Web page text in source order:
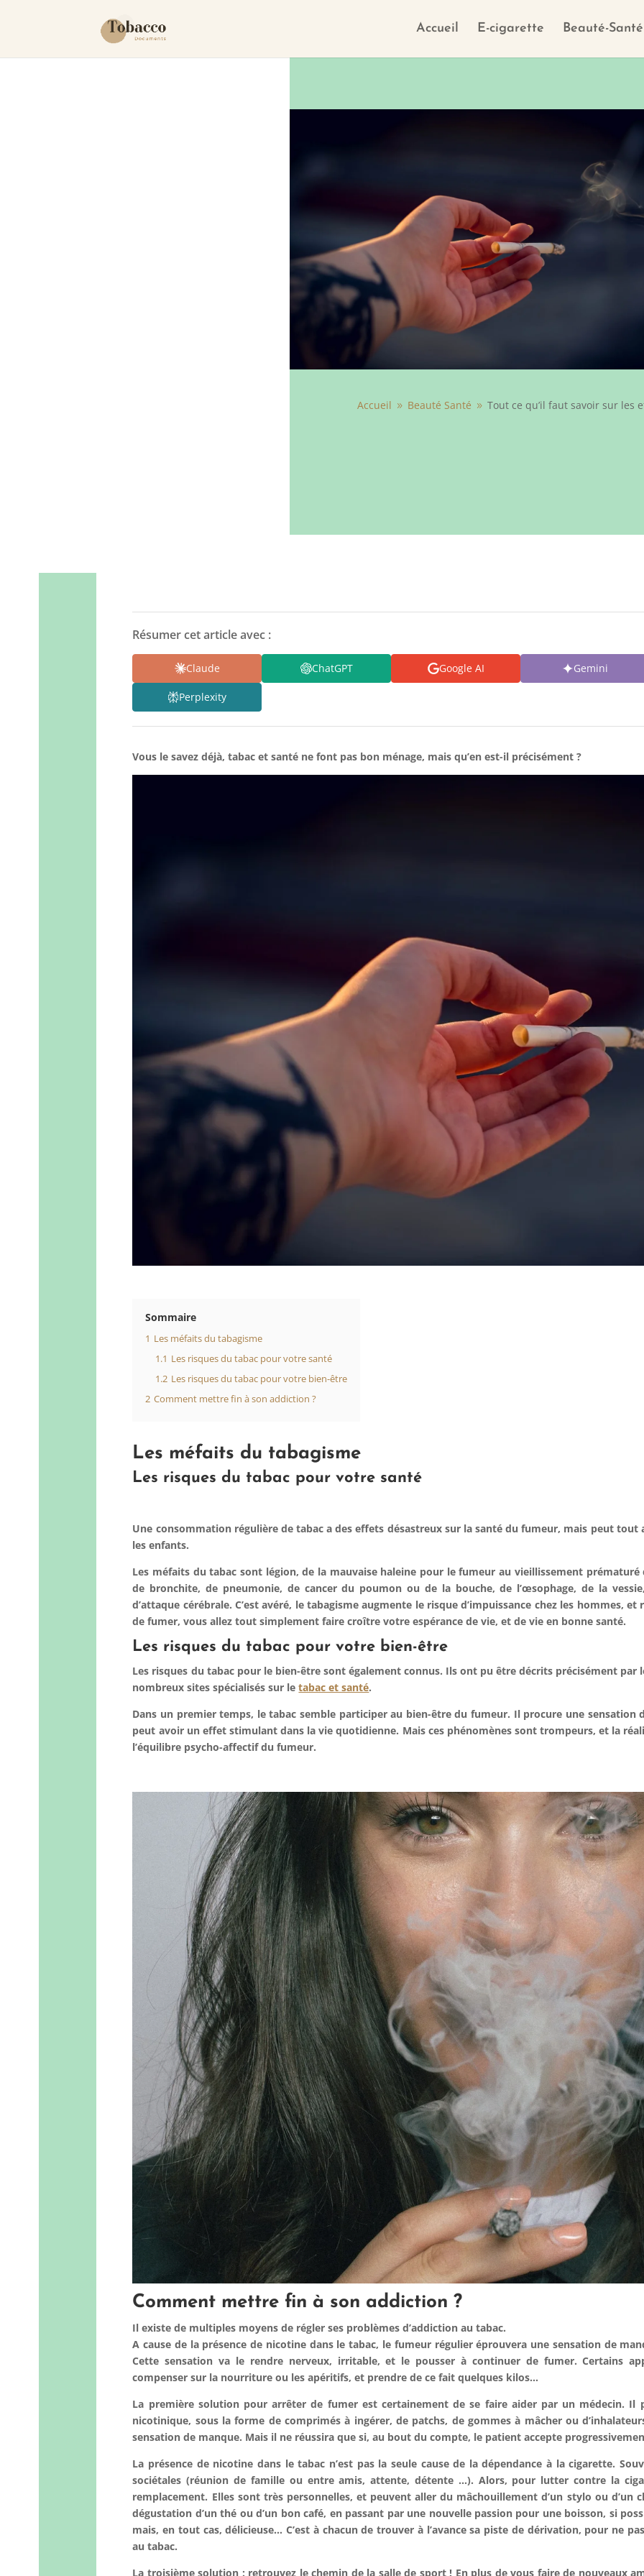
Accueil E-cigarette Beauté-Santé
Accueil 9 Beauté Santé 9 Tout ce qu’il faut savoir sur les
Résumer cet article avec :
Claude ChatGPT Google AI Gemini
Perplexity
Vous le savez déjà, tabac et santé ne font pas bon ménage, mais qu’en est-il précisément ?
Sommaire
1 Les méfaits du tabagisme
1.1 Les risques du tabac pour votre santé
1.2 Les risques du tabac pour votre bien-être
2 Comment mettre fin à son addiction ?
Les méfaits du tabagisme
Les risques du tabac pour votre santé
Une consommation régulière de tabac a des effets désastreux sur la santé du fumeur, mais peut
les enfants.
Les méfaits du tabac sont légion, de la mauvaise haleine pour le fumeur au vieillissement prématuré
de bronchite, de pneumonie, de cancer du poumon ou de la bouche, de l’œsophage, de la
d’attaque cérébrale. C’est avéré, le tabagisme augmente le risque d’impuissance chez les hommes,
de fumer, vous allez tout simplement faire croître votre espérance de vie, et de vie en bonne santé.
Les risques du tabac pour votre bien-être
Les risques du tabac pour le bien-être sont également connus. Ils ont pu être décrits précisément par
nombreux sites spécialisés sur letabac et santé.
Dans un premier temps, le tabac semble participer au bien-être du fumeur. Il procure une sensation
peut avoir un effet stimulant dans la vie quotidienne. Mais ces phénomènes sont trompeurs, et la
l’équilibre psycho-affectifdu fumeur.
Comment mettre fin à son addiction ?
Il existe de multiples moyens de régler ses problèmes d’addiction au tabac.
A cause de la présence de nicotine dans le tabac, le fumeur régulier éprouvera une sensation de
Cette sensation va le rendre nerveux, irritable, et le pousser à continuer de fumer. Certains
compenser sur la nourriture ou les apéritifs, et prendre de ce fait quelques kilos…
La première solution pour arrêter de fumer est certainement dese faire aider par un médecin. Il
nicotinique, sous la forme de comprimés à ingérer, de patchs, de gommes à mâcher ou
sensation de manque. Mais il ne réussira que si, au bout du compte, le patient accepte
La présence de nicotine dans le tabac n’est pas la seule cause de la dépendance à la cigarette.
sociétales (réunion de famille ou entre amis, attente, détente …). Alors, pour lutter contre la
remplacement. Elles sont très personnelles, et peuvent aller du mâchouillement d’un stylo ou d’un
dégustation d’un thé ou d’un bon café, en passant par une nouvelle passion pour une boisson, si
mais, en tout cas, délicieuse… C’est à chacun de trouver à l’avance sa piste de dérivation, pour ne
au tabac.
La troisième solution : retrouvez le chemin de la salle de sport! En plus de vous faire de nouveaux